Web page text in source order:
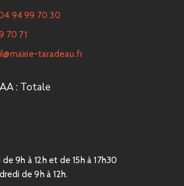
94 99 70 30
70 71
taradeau.fr
: Totale
9h à 12h et de 15h à 17h30
de 9h à 12h.